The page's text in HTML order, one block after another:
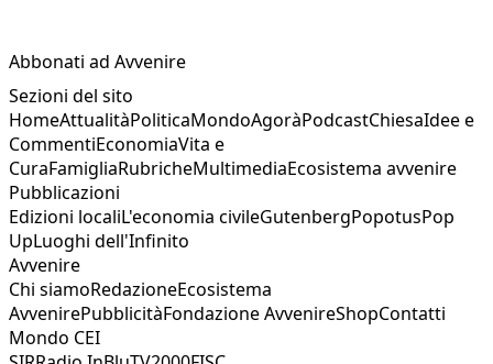
Abbonati ad Avvenire
Sezioni del sito
HomeAttualitàPoliticaMondoAgoràPodcastChiesaIdee e
CommentiEconomiaVita e
CuraFamigliaRubricheMultimediaEcosistema avvenire
Pubblicazioni
Edizioni localiL'economia civileGutenbergPopotusPop
UpLuoghi dell'Infinito
Avvenire
Chi siamoRedazioneEcosistema
AvvenirePubblicitàFondazione AvvenireShopContatti
Mondo CEI